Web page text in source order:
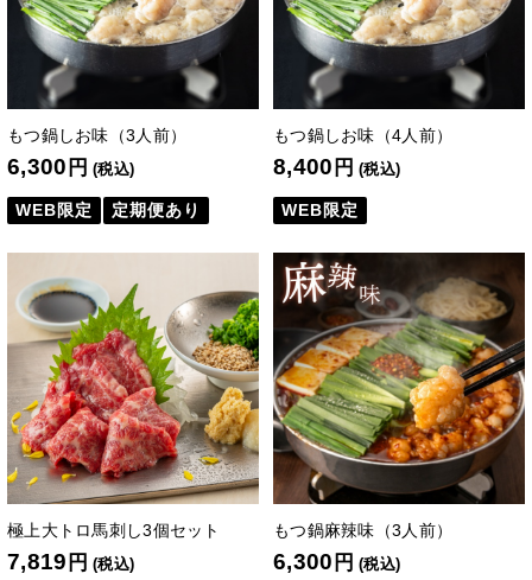
もつ鍋しお味（3人前）
6,300 円 (税込)
WEB限定 定期便あり
もつ鍋しお味（4人前）
8,400 円 (税込)
WEB限定
極上大トロ馬刺し3個セット
7,819 円 (税込)
もつ鍋麻辣味（3人前）
6,300 円 (税込)